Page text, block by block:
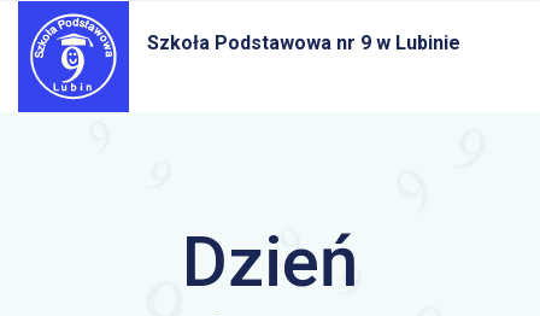
Szkoła Podstawowa nr 9 w Lubinie
Dzień